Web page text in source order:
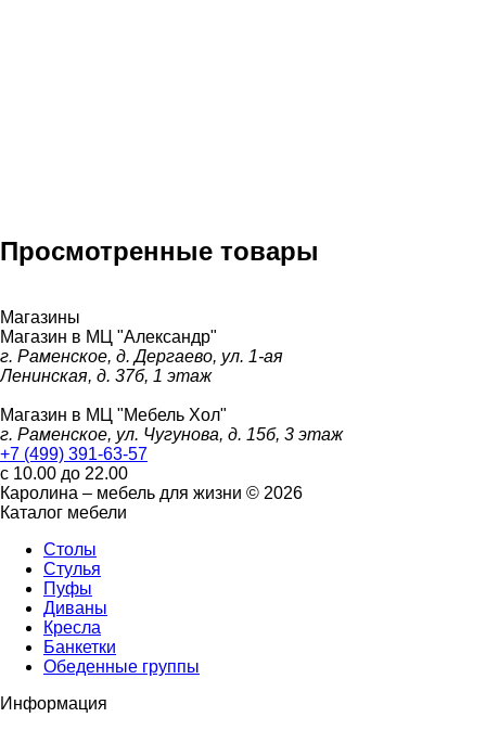
Просмотренные товары
Магазины
Магазин в МЦ "Александр"
г. Раменское, д. Дергаево, ул. 1-ая
Ленинская, д. 37б, 1 этаж
Магазин в МЦ "Мебель Хол"
г. Раменское, ул. Чугунова, д. 15б, 3 этаж
+7 (499) 391-63-57
с 10.00 до 22.00
Каролина – мебель для жизни © 2026
Каталог мебели
Столы
Стулья
Пуфы
Диваны
Кресла
Банкетки
Обеденные группы
Информация